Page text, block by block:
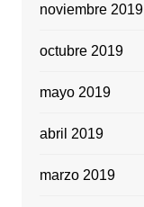
noviembre 2019
octubre 2019
mayo 2019
abril 2019
marzo 2019